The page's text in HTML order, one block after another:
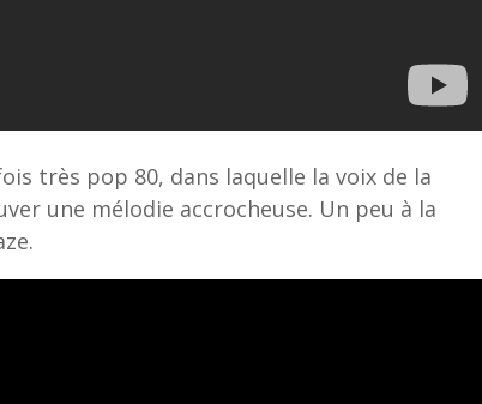
très pop 80, dans laquelle la voix de la
une mélodie accrocheuse. Un peu à la